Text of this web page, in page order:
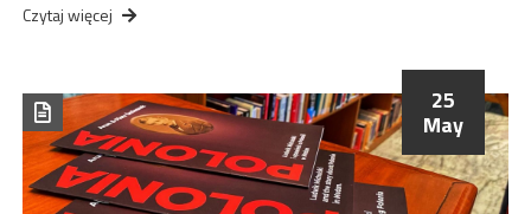
Czytaj więcej
25
May